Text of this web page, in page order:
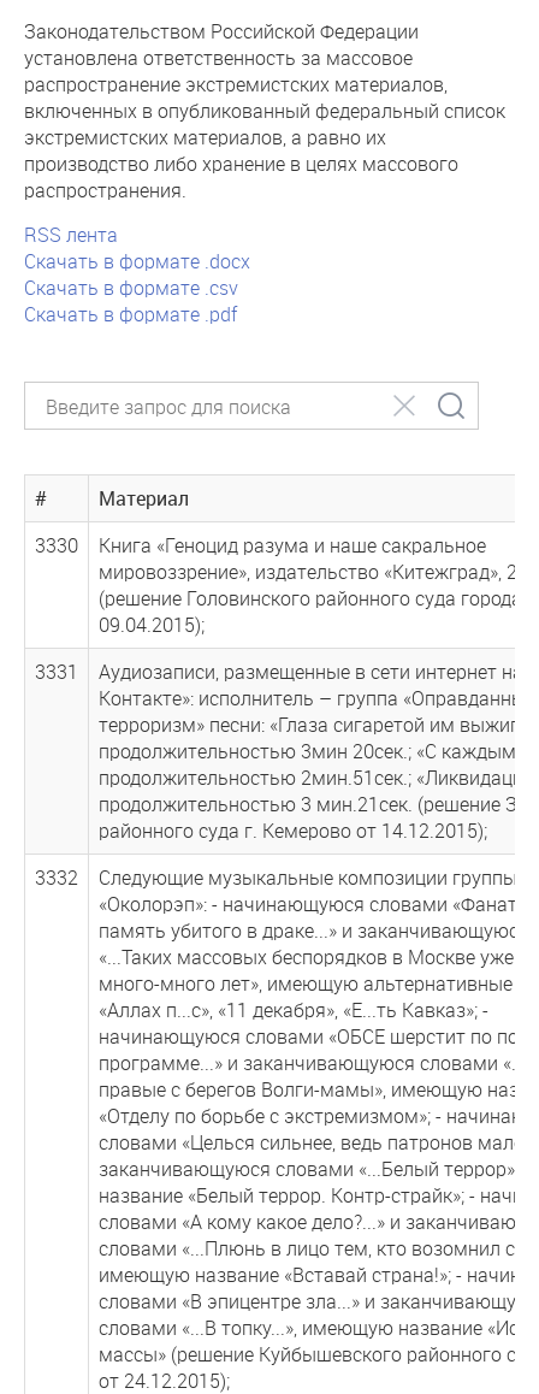
Законодательством Российской Федерации
установлена ответственность за массовое
распространение экстремистских материалов,
включенных в опубликованный федеральный список
экстремистских материалов, а равно их
производство либо хранение в целях массового
распространения.
RSS лента
Скачать в формате .docx
Скачать в формате .csv
Скачать в формате .pdf
# Материал
3330
Книга «Геноцид разума и наше сакральное
мировоззрение», издательство «Китежград»,
(решение Головинского районного суда города
09.04.2015);
3331
Аудиозаписи, размещенные в сети интернет на
Контакте»: исполнитель – группа «Оправданный
терроризм» песни: «Глаза сигаретой им
продолжительностью 3мин 20сек.; «С каждым
продолжительностью 2мин.51сек.;
продолжительностью 3 мин.21сек. (решение
районного суда г. Кемерово от 14.12.2015);
3332
Следующие музыкальные композиции группы
«Околорэп»: - начинающуюся словами «Фанаты
память убитого в драке...» и заканчивающуюся
«...Таких массовых беспорядков в Москве уже
много-много лет», имеющую альтернативные
«Аллах п...с», «11 декабря», «Е...ть Кавказ»; -
начинающуюся словами «ОБСЕ шерстит по
программе...» и заканчивающуюся словами
правые с берегов Волги-мамы», имеющую
«Отделу по борьбе с экстремизмом»; -
словами «Целься сильнее, ведь патронов
заканчивающуюся словами «...Белый террор»,
название «Белый террор. Контр-страйк»; -
словами «А кому какое дело?...» и
словами «...Плюнь в лицо тем, кто возомнил
имеющую название «Вставай страна!»; -
словами «В эпицентре зла...» и
словами «...В топку...», имеющую название
массы» (решение Куйбышевского районного
от 24.12.2015);